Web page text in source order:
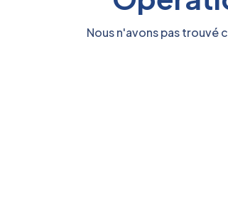
Nous n'avons pas trouvé